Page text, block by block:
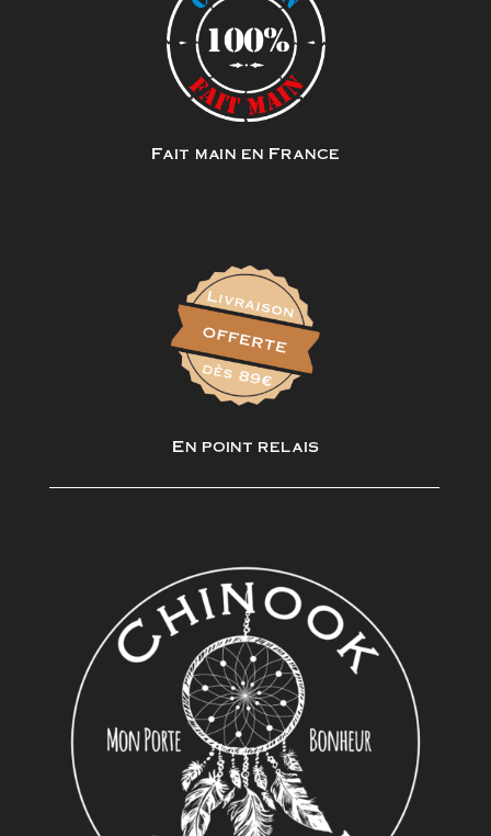
Fait main en France
En point relais